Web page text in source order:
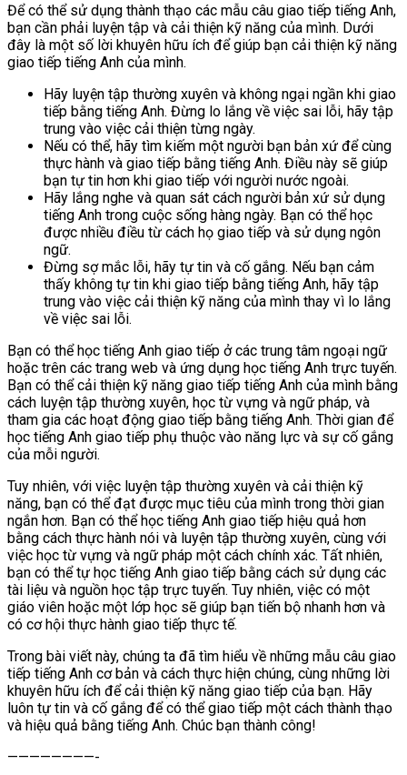
Để có thể sử dụng thành thạo các mẫu câu giao tiếp tiếng Anh,
bạn cần phải luyện tập và cải thiện kỹ năng của mình. Dưới
đây là một số lời khuyên hữu ích để giúp bạn cải thiện kỹ năng
giao tiếp tiếng Anh của mình.
Hãy luyện tập thường xuyên và không ngại ngần khi giao
tiếp bằng tiếng Anh. Đừng lo lắng về việc sai lỗi, hãy tập
trung vào việc cải thiện từng ngày.
Nếu có thể, hãy tìm kiếm một người bạn bản xứ để cùng
thực hành và giao tiếp bằng tiếng Anh. Điều này sẽ giúp
bạn tự tin hơn khi giao tiếp với người nước ngoài.
Hãy lắng nghe và quan sát cách người bản xứ sử dụng
tiếng Anh trong cuộc sống hàng ngày. Bạn có thể học
được nhiều điều từ cách họ giao tiếp và sử dụng ngôn
ngữ.
Đừng sợ mắc lỗi, hãy tự tin và cố gắng. Nếu bạn cảm
thấy không tự tin khi giao tiếp bằng tiếng Anh, hãy tập
trung vào việc cải thiện kỹ năng của mình thay vì lo lắng
về việc sai lỗi.
Bạn có thể học tiếng Anh giao tiếp ở các trung tâm ngoại ngữ
hoặc trên các trang web và ứng dụng học tiếng Anh trực tuyến.
Bạn có thể cải thiện kỹ năng giao tiếp tiếng Anh của mình bằng
cách luyện tập thường xuyên, học từ vựng và ngữ pháp, và
tham gia các hoạt động giao tiếp bằng tiếng Anh. Thời gian để
học tiếng Anh giao tiếp phụ thuộc vào năng lực và sự cố gắng
của mỗi người.
Tuy nhiên, với việc luyện tập thường xuyên và cải thiện kỹ
năng, bạn có thể đạt được mục tiêu của mình trong thời gian
ngắn hơn. Bạn có thể học tiếng Anh giao tiếp hiệu quả hơn
bằng cách thực hành nói và luyện tập thường xuyên, cùng với
việc học từ vựng và ngữ pháp một cách chính xác. Tất nhiên,
bạn có thể tự học tiếng Anh giao tiếp bằng cách sử dụng các
tài liệu và nguồn học tập trực tuyến. Tuy nhiên, việc có một
giáo viên hoặc một lớp học sẽ giúp bạn tiến bộ nhanh hơn và
có cơ hội thực hành giao tiếp thực tế.
Trong bài viết này, chúng ta đã tìm hiểu về những mẫu câu giao
tiếp tiếng Anh cơ bản và cách thực hiện chúng, cùng những lời
khuyên hữu ích để cải thiện kỹ năng giao tiếp của bạn. Hãy
luôn tự tin và cố gắng để có thể giao tiếp một cách thành thạo
và hiệu quả bằng tiếng Anh. Chúc bạn thành công!
————————-